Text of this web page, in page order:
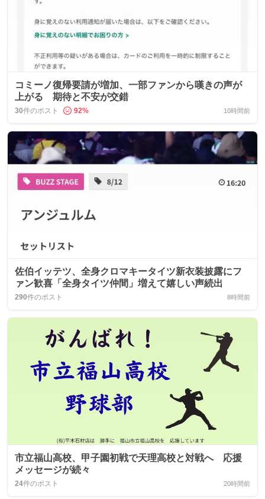
コミーノ復帰要請が増加、一部ファンから嘆きの声が
上がる 期待と不安が交錯
30件のポスト 92% 10時間前
佐伯イッテツ、全身クロマキータイツ新衣装披露にフ
ァン歓喜「全身タイツ仲間」増えて嬉しい声続出
290件のポスト 8時間前
市立福山高校、甲子園初戦で天理高校と対戦へ 応援
メッセージが続々
24件のポスト 20時間前